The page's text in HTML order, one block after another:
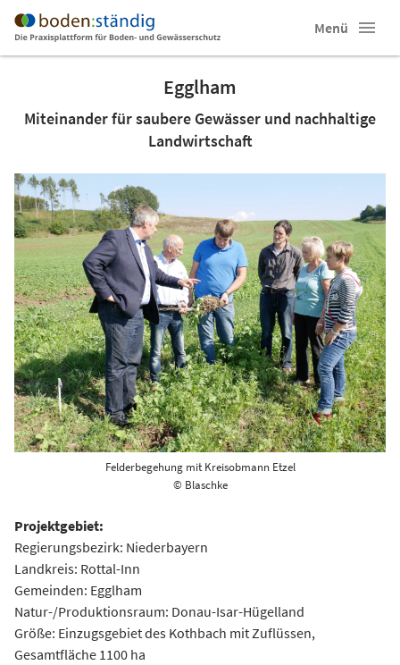
Menü
Egglham
Miteinander für saubere Gewässer und nachhaltige
Landwirtschaft
Felderbegehung mit Kreisobmann Etzel
© Blaschke
Projektgebiet:
Regierungsbezirk: Niederbayern
Landkreis: Rottal-Inn
Gemeinden: Egglham
Natur-/Produktionsraum: Donau-Isar-Hügelland
Größe: Einzugsgebiet des Kothbach mit Zuflüssen,
Gesamtfläche 1100 ha